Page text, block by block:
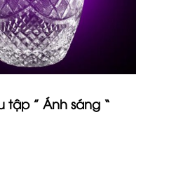
tập ” Ánh sáng “